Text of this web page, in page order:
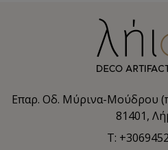
Επαρ. Οδ. Μύρινα-Μούδρου
81401,
T: